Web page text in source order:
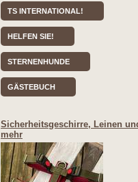
TS INTERNATIONAL!
HELFEN SIE!
STERNENHUNDE
GÄSTEBUCH
Sicherheitsgeschirre, Leinen
mehr